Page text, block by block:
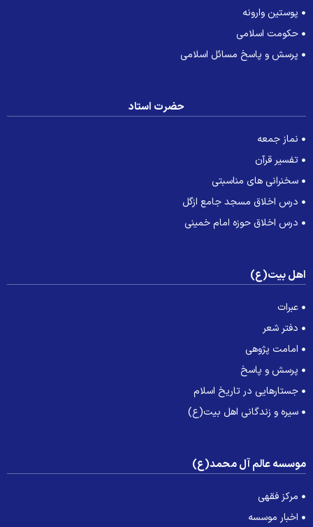
پوستین وارونه
حکومت اسلامی
پرسش و پاسخ مسائل اسلامی
حضرت استاد
نماز جمعه
تفسیر قرآن
سخنرانی های مناسبتی
درس اخلاق مسجد جامع ازگل
درس اخلاق حوزه امام خمینی
بیت(ع)
عبرات
دفتر شعر
امامت پژوهی
پرسش و پاسخ
جستارهایی در تاریخ اسلام
سیره و زندگانی اهل بیت(ع)
عالم آل محمد(ع)
مرکز فقهی
اخبار موسسه